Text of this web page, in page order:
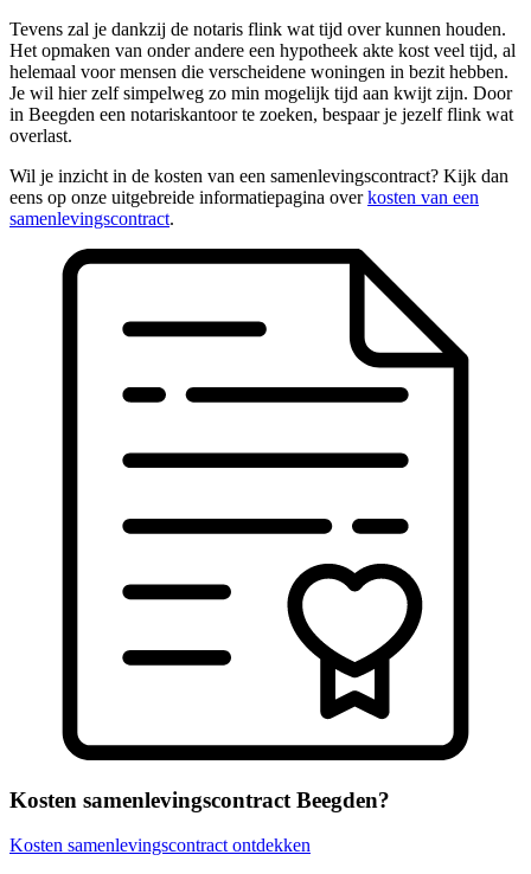
Tevens zal je dankzij de notaris flink wat tijd over kunnen houden.
Het opmaken van onder andere een hypotheek akte kost veel tijd, al
helemaal voor mensen die verscheidene woningen in bezit hebben.
Je wil hier zelf simpelweg zo min mogelijk tijd aan kwijt zijn. Door
in Beegden een notariskantoor te zoeken, bespaar je jezelf flink wat
overlast.
Wil je inzicht in de kosten van een samenlevingscontract? Kijk dan
eens op onze uitgebreide informatiepagina overkosten van een
samenlevingscontract.
Kosten samenlevingscontract Beegden?
Kosten samenlevingscontract ontdekken